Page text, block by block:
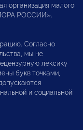
организация малого
РОССИИ».
Согласно
мы не
лексику
букв точками,
и социальной